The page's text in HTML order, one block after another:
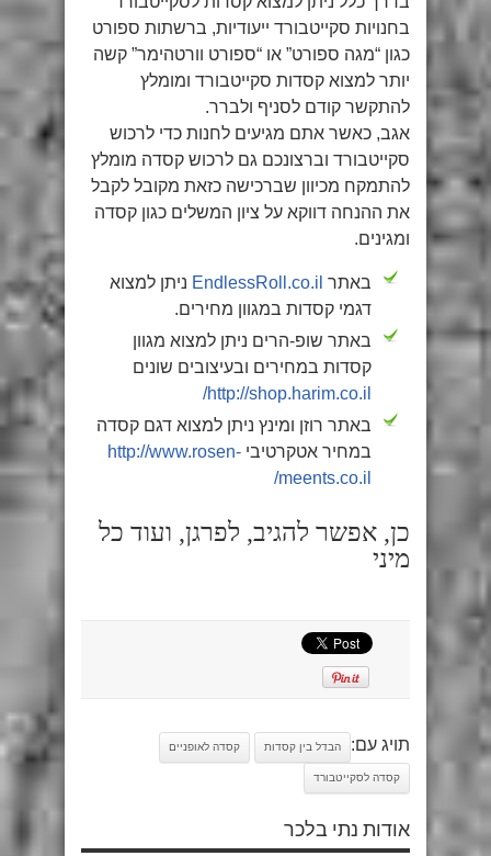
בחנויות סקייטבורד ייעודיות, ברשתות ספורט
כגון “מגה ספורט” או “ספורט וורטהימר” קשה
יותר למצוא קסדות סקייטבורד ומומלץ
להתקשר קודם לסניף ולברר.
אגב, כאשר אתם מגיעים לחנות כדי לרכוש
סקייטבורד וברצונכם גם לרכוש קסדה מומלץ
להתמקח מכיוון שברכישה כזאת מקובל לקבל
את ההנחה דווקא על ציון המשלים כגון קסדה
ומגינים.
באתר EndlessRoll.co.il ניתן למצוא
דגמי קסדות במגוון מחירים.
באתר שופ-הרים ניתן למצוא מגוון
קסדות במחירים ובעיצובים שונים
http://shop.harim.co.il/
באתר רוזן ומינץ ניתן למצוא דגם קסדה
במחיר אטקרטיבי http://www.rosen-
meents.co.il/
כן, אפשר להגיב, לפרגן, ועוד כל
מיני
תויג עם: הבדל בין קסדות קסדה לאופניים
קסדה לסקייטבורד
אודות נתי בלכר